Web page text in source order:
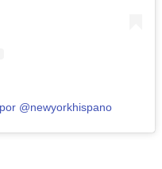
@newyorkhispano